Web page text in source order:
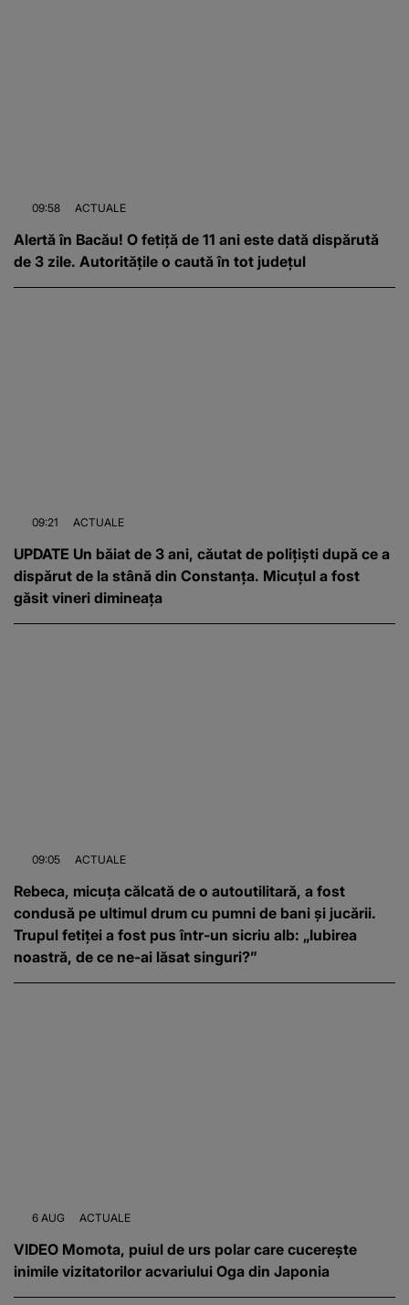
09:58 ACTUALE
Alertă în Bacău! O fetiță de 11 ani este dată dispărută
de 3 zile. Autoritățile o caută în tot județul
09:21 ACTUALE
UPDATE Un băiat de 3 ani, căutat de polițiști după ce a
dispărut de la stână din Constanța. Micuțul a fost
găsit vineri dimineața
09:05 ACTUALE
Rebeca, micuța călcată de o autoutilitară, a fost
condusă pe ultimul drum cu pumni de bani și jucării.
Trupul fetiței a fost pus într-un sicriu alb: „Iubirea
noastră, de ce ne-ai lăsat singuri?”
6 AUG ACTUALE
VIDEO Momota, puiul de urs polar care cucerește
inimile vizitatorilor acvariului Oga din Japonia